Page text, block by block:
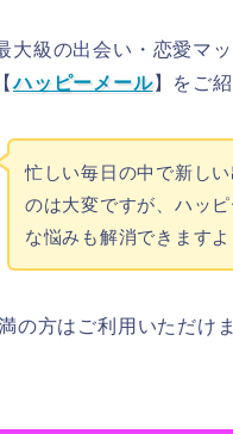
大級の出会い・恋愛マ
【ハッピーメール】をご
忙しい毎日の中で新し
のは大変ですが、ハッ
な悩みも解消できますよ
の方はご利用いただけま